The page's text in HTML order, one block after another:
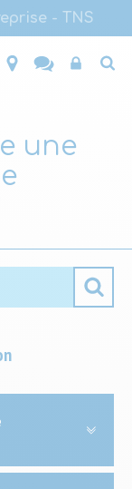
- TNS
Entreprise
- TNS
Top
une
Rechercher